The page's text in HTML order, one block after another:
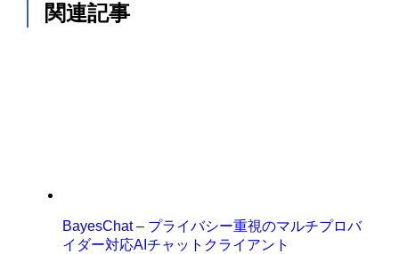
関連記事
BayesChat – プライバシー重視のマルチプロバ
イダー対応AIチャットクライアント